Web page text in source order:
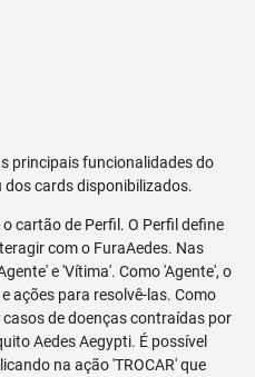
principais funcionalidades do
cards disponibilizados.
cartão de Perfil. O Perfil define
com o FuraAedes. Nas
e 'Vítima'. Como 'Agente', o
ações para resolvê-las. Como
de doenças contraídas por
Aedes Aegypti. É possível
na ação 'TROCAR' que